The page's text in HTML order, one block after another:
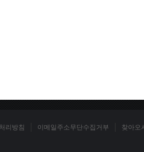
리방침 이메일주소무단수집거부 찾아오